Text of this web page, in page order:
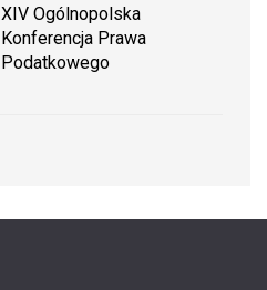
XIV Ogólnopolska
Konferencja Prawa
Podatkowego